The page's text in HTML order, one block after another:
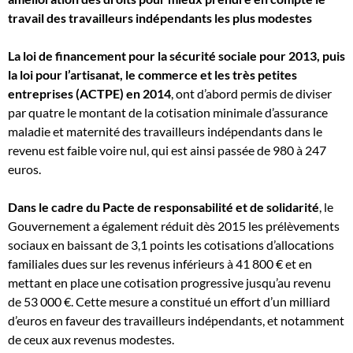
travail des travailleurs indépendants les plus modestes
La loi de financement pour la sécurité sociale pour 2013, puis
la loi pour l’artisanat, le commerce et les très petites
entreprises (ACTPE) en 2014, ont d’abord permis de diviser
par quatre le montant de la cotisation minimale d’assurance
maladie et maternité des travailleurs indépendants dans le
revenu est faible voire nul, qui est ainsi passée de 980 à 247
euros.
Dans le cadre du Pacte de responsabilité et de solidarité, le
Gouvernement a également réduit dès 2015 les prélèvements
sociaux en baissant de 3,1 points les cotisations d’allocations
familiales dues sur les revenus inférieurs à 41 800 € et en
mettant en place une cotisation progressive jusqu’au revenu
de 53 000 €. Cette mesure a constitué un effort d’un milliard
d’euros en faveur des travailleurs indépendants, et notamment
de ceux aux revenus modestes.